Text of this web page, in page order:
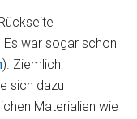
war sogar schon
). Ziemlich
sich dazu
Materialien wie